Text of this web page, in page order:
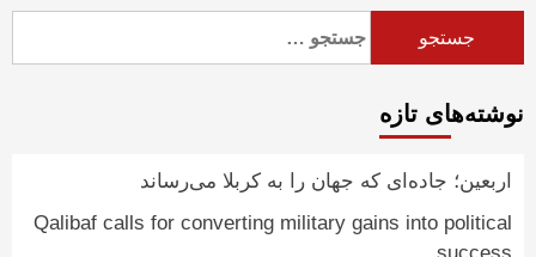
برای:
نوشته‌های تازه
اربعین؛ جاده‌ای که جهان را به کربلا می‌رساند
Qalibaf calls for converting military gains into political